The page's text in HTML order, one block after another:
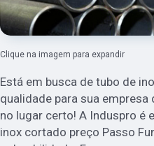
Clique na imagem para expandir
Está em busca de tubo de
qualidade para sua
no lugar certo! A Induspro é
inox cortado preço Passo